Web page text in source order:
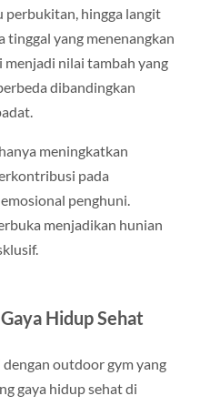
perbukitan, hingga langit
tinggal yang menenangkan
menjadi nilai tambah yang
dibandingkan
meningkatkan
pada
penghuni.
menjadikan hunian
Hidup Sehat
outdoor gym yang
gaya hidup sehat di